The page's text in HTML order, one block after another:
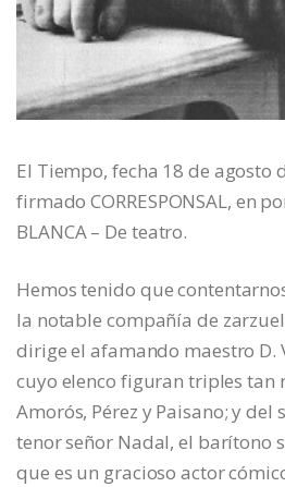
El Tiempo, fecha 18 de agosto
firmado CORRESPONSAL, en
BLANCA – De teatro.
Hemos tenido que
la notable compañía de
dirige el afamando maestro D.
cuyo elenco figuran triples tan
Amorós, Pérez y Paisano; y
tenor señor Nadal, el barítono
que es un gracioso actor